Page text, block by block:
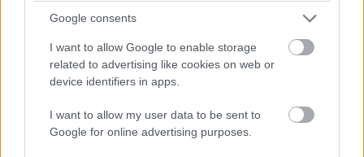
Google consents
I want to allow Google to enable storage
related to advertising like cookies on web or
device identifiers in apps.
I want to allow my user data to be sent to
Google for online advertising purposes.
határait
Som Balázs|2018 január 28. 00:08
Úgy látszik még közel sem indult meg a
zombifilmek elbomlása, hiszen a The Cured